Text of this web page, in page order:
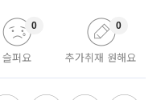
슬퍼요
0
추가취재 원해요
0